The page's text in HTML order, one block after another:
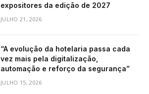
expositores da edição de 2027
JULHO 21, 2026
“A evolução da hotelaria passa cada
vez mais pela digitalização,
automação e reforço da segurança”
JULHO 15, 2026